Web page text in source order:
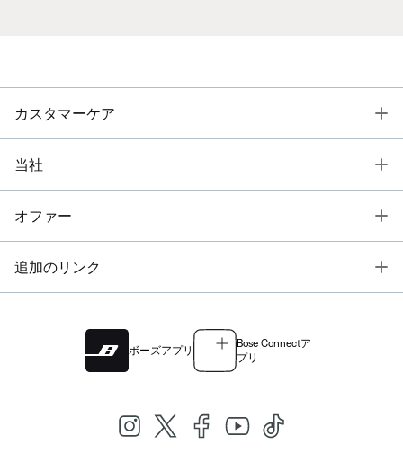
カスタマーケア
当社
オファー
追加のリンク
ボーズアプリ
Bose Connectア
プリ